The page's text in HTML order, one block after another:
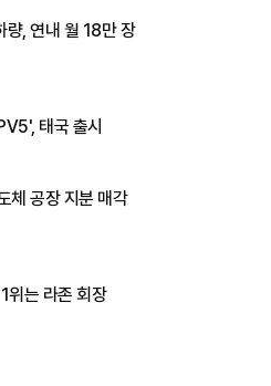
, 연내 월 18만 장
태국 출시
체 공장 지분 매각
위는 라존 회장